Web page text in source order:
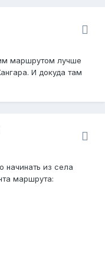
маршрутом лучше
И докуда там
начинать из села
маршрута: